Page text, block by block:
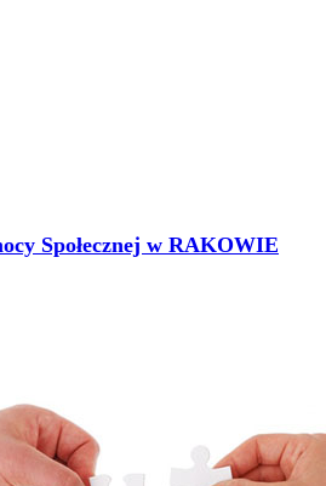
Społecznej w RAKOWIE